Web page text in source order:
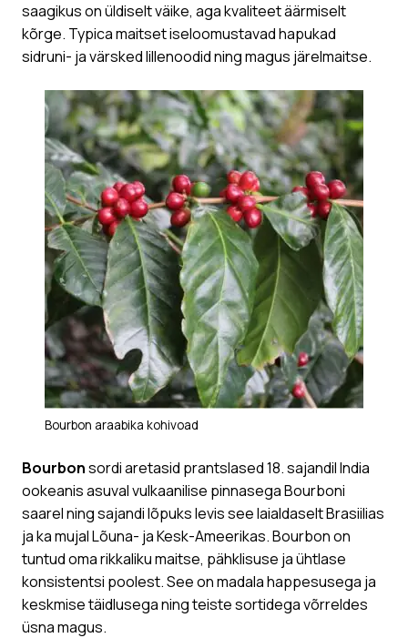
saagikus on üldiselt väike, aga kvaliteet äärmiselt
kõrge. Typica maitset iseloomustavad hapukad
sidruni- ja värsked lillenoodid ning magus järelmaitse.
Bourbon araabika kohivoad
Bourbonsordi aretasid prantslased 18. sajandil India
ookeanis asuval vulkaanilise pinnasega Bourboni
saarel ning sajandi lõpuks levis see laialdaselt Brasiilias
ja ka mujal Lõuna- ja Kesk-Ameerikas. Bourbon on
tuntud oma rikkaliku maitse, pähklisuse ja ühtlase
konsistentsi poolest. See on madala happesusega ja
keskmise täidlusega ning teiste sortidega võrreldes
üsna magus.